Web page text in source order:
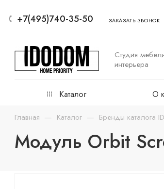
+7(495)740-35-50 ЗАКАЗАТЬ ЗВОНОК
Студия
интерьера
Каталог О
Главная — Каталог — Бренды каталога
Модуль Orbit